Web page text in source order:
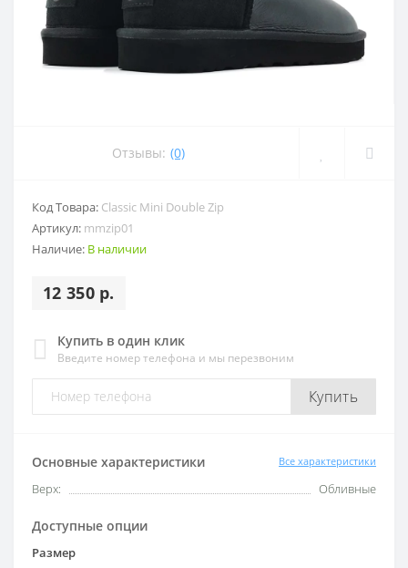
Отзывы: (0)
Код Товара: Classic Mini Double Zip
Артикул: mmzip01
Наличие: В наличии
12 350 р.
Купить в один клик
Введите номер телефона и мы перезвоним
Купить
Основные характеристики Все характеристики
Верх: Обливные
Доступные опции
Размер